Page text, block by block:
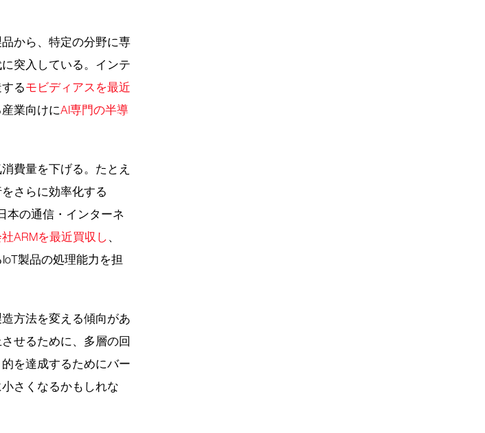
から、特定の分野に専
突入している。インテ
るモビディアスを最近
業向けにAI専門の半導
費量を下げる。たとえ
さらに効率化する
本の通信・インターネ
ARMを最近買収し 、
製品の処理能力を担
方法を変える傾向があ
せるために、多層の回
を達成するためにバー
さくなるかもしれな